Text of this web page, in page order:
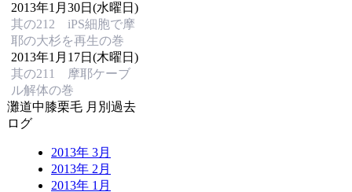
2013年1月30日(水曜日)
其の212 iPS細胞で摩
耶の大杉を再生の巻
2013年1月17日(木曜日)
其の211 摩耶ケーブ
ル解体の巻
灘道中膝栗毛 月別過去
ログ
2013年 3月
2013年 2月
2013年 1月